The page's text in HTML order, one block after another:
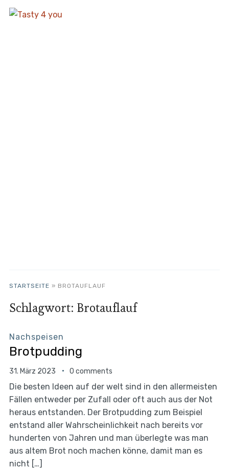
STARTSEITE » BROTAUFLAUF
Schlagwort: Brotauflauf
Nachspeisen
Brotpudding
31. März 2023 0 comments
Die besten Ideen auf der welt sind in den allermeisten
Fällen entweder per Zufall oder oft auch aus der Not
heraus entstanden. Der Brotpudding zum Beispiel
entstand aller Wahrscheinlichkeit nach bereits vor
hunderten von Jahren und man überlegte was man
aus altem Brot noch machen könne, damit man es
nicht […]